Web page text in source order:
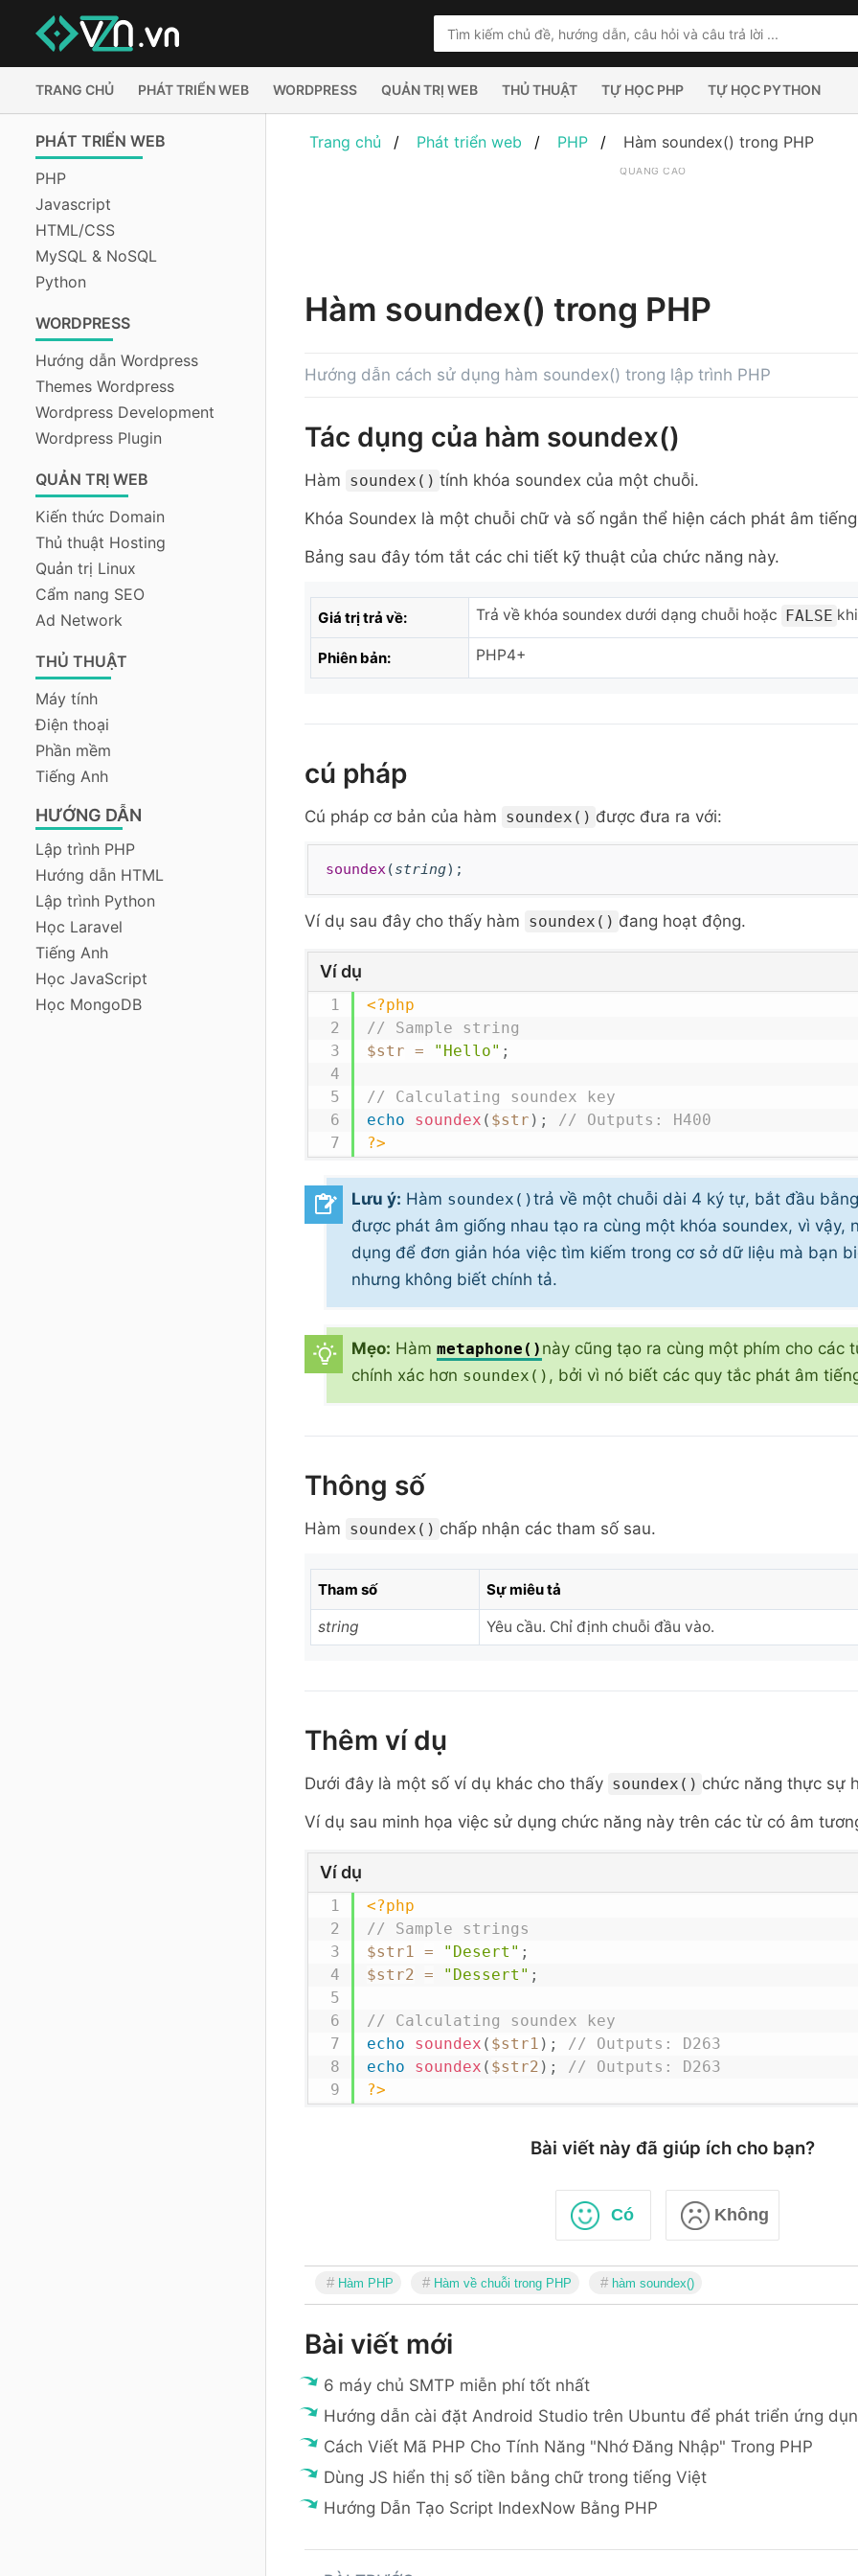
TRANG CHỦ PHÁT TRIỂN WEB WORDPRESS QUẢN TRỊ WEB THỦ THUẬT TỰ HỌC PHP TỰ HỌC PYTHON
PHÁT TRIỂN WEB
PHP
Javascript
HTML/CSS
MySQL & NoSQL
Python
WORDPRESS
Hướng dẫn Wordpress
Themes Wordpress
Wordpress Development
Wordpress Plugin
QUẢN TRỊ WEB
Kiến thức Domain
Thủ thuật Hosting
Quản trị Linux
Cẩm nang SEO
Ad Network
THỦ THUẬT
Máy tính
Điện thoại
Phần mềm
Tiếng Anh
HƯỚNG DẪN
Lập trình PHP
Hướng dẫn HTML
Lập trình Python
Học Laravel
Tiếng Anh
Học JavaScript
Học MongoDB
Trang chủ Phát triển web PHP Hàm soundex() trong PHP
QUẢNG CÁO
Hàm soundex() trong PHP
Hướng dẫn cách sử dụng hàm soundex() trong lập trình PHP
Tác dụng của hàm soundex()
Hàm soundex() tính khóa soundex của một chuỗi.
Khóa Soundex là một chuỗi chữ và số ngắn thể hiện cách phát âm
Bảng sau đây tóm tắt các chi tiết kỹ thuật của chức năng này.
Giá trị trả về: Trả về khóa soundex dưới dạng chuỗi hoặc FALSE
Phiên bản: PHP4+
cú pháp
Cú pháp cơ bản của hàm soundex() được đưa ra với:
soundex(string);
Ví dụ sau đây cho thấy hàm soundex() đang hoạt động.
Ví dụ
<?php
// Sample string
$str = "Hello" ;
// Calculating soundex key
echo
soundex ( $str ) ;
// Outputs: H400
?>
Lưu ý: Hàm soundex()trả về một chuỗi dài 4 ký tự, bắt đầu
được phát âm giống nhau tạo ra cùng một khóa soundex, vì vậy,
dụng để đơn giản hóa việc tìm kiếm trong cơ sở dữ liệu mà bạn
nhưng không biết chính tả.
Mẹo: Hàm metaphone() này cũng tạo ra cùng một phím cho các
chính xác hơn soundex() , bởi vì nó biết các quy tắc phát âm
Thông số
Hàm soundex() chấp nhận các tham số sau.
Tham số Sự miêu tả
string Yêu cầu. Chỉ định chuỗi đầu vào.
Thêm ví dụ
Dưới đây là một số ví dụ khác cho thấy soundex() chức năng thực sự
Ví dụ sau minh họa việc sử dụng chức năng này trên các từ có âm
Ví dụ
<?php
// Sample strings
$str1 = "Desert" ;
$str2 = "Dessert" ;
// Calculating soundex key
echo
soundex ( $str1 ) ;
// Outputs: D263
echo
soundex ( $str2 ) ;
// Outputs: D263
?>
Bài viết này đã giúp ích cho bạn?
Có Không
Hàm PHP Hàm về chuỗi trong PHP hàm soundex()
Bài viết mới
6 máy chủ SMTP miễn phí tốt nhất
Hướng dẫn cài đặt Android Studio trên Ubuntu để phát triển ứng
Cách Viết Mã PHP Cho Tính Năng "Nhớ Đăng Nhập" Trong PHP
Dùng JS hiển thị số tiền bằng chữ trong tiếng Việt
Hướng Dẫn Tạo Script IndexNow Bằng PHP